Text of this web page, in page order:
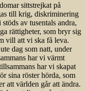
sittstrejkat på
till krig, diskriminering
av tusentals andra,
rättigheter, som bryr sig
vill att vi ska få leva.
dag som natt, under
har vi värmt
har vi skapat
sina röster hörda, som
att världen går att ändra.